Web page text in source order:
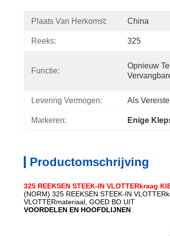
Plaats Van Herkomst: China
Reeks: 325
Functie:
Opnieuw
Levering Vermogen: Als Vereiste
Markeren: Enige
Productomschrijving
325 REEKSEN STEEK-IN VLOTTERkraag
(NORM) 325 REEKSEN STEEK-IN
VLOTTERmateriaal, GOED BO UIT
VOORDELEN EN HOOFDLIJNEN